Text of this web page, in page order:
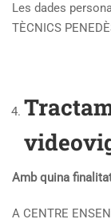
Les dades
TÈCNICS
Amb quina
A CENTRE